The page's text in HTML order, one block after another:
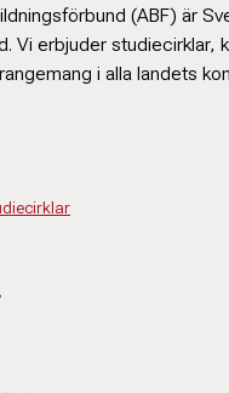
(ABF) är
Vi erbjuder studiecirklar,
i alla landets